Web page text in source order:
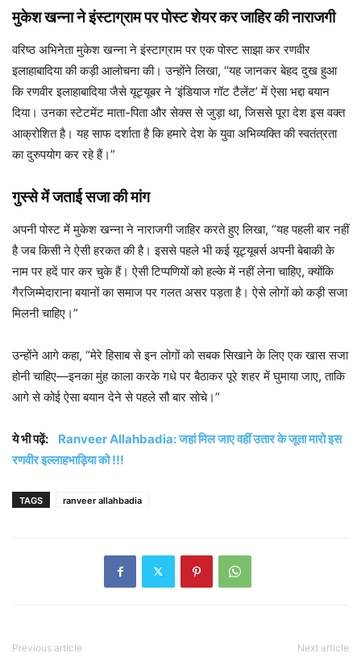
मुकेश खन्ना ने इंस्टाग्राम पर पोस्ट शेयर कर जाहिर की नाराजगी
वरिष्ठ अभिनेता मुकेश खन्ना ने इंस्टाग्राम पर एक पोस्ट साझा कर रणवीर
इलाहाबादिया की कड़ी आलोचना की। उन्होंने लिखा, “यह जानकर बेहद दुख हुआ
कि रणवीर इलाहाबादिया जैसे यूट्यूबर ने ‘इंडियाज गॉट टैलेंट’ में ऐसा भद्दा बयान
दिया। उनका स्टेटमेंट माता-पिता और सेक्स से जुड़ा था, जिससे पूरा देश इस वक्त
आक्रोशित है। यह साफ दर्शाता है कि हमारे देश के युवा अभिव्यक्ति की स्वतंत्रता
का दुरुपयोग कर रहे हैं।”
गुस्से में जताई सजा की मांग
अपनी पोस्ट में मुकेश खन्ना ने नाराजगी जाहिर करते हुए लिखा, “यह पहली बार नहीं
है जब किसी ने ऐसी हरकत की है। इससे पहले भी कई यूट्यूबर्स अपनी बेबाकी के
नाम पर हदें पार कर चुके हैं। ऐसी टिप्पणियों को हल्के में नहीं लेना चाहिए, क्योंकि
गैरजिम्मेदाराना बयानों का समाज पर गलत असर पड़ता है। ऐसे लोगों को कड़ी सजा
मिलनी चाहिए।”
उन्होंने आगे कहा, “मेरे हिसाब से इन लोगों को सबक सिखाने के लिए एक खास सजा
होनी चाहिए—इनका मुंह काला करके गधे पर बैठाकर पूरे शहर में घुमाया जाए, ताकि
आगे से कोई ऐसा बयान देने से पहले सौ बार सोचे।”
ये भी पढ़ें: Ranveer Allahbadia: जहां मिल जाए वहीं उतार के जूता मारो इस
रणवीर इल्लाहभाड़िया को !!!
TAGS ranveer allahbadia
Previous article Next article